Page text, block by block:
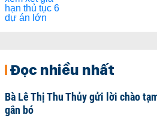
Đọc nhiều nhất
Bà Lê Thị Thu Thủy gửi lời chào
gắn bó